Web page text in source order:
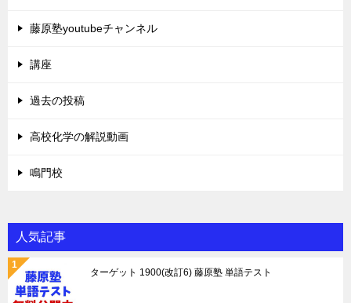
藤原塾youtubeチャンネル
講座
過去の投稿
高校化学の解説動画
鳴門校
人気記事
ターゲット 1900(改訂6) 藤原塾 単語テスト